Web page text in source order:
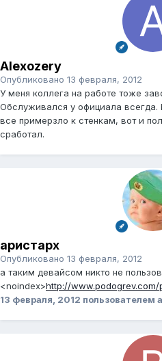
Alexozery
Опубликовано 13 февраля, 2012
У меня коллега на работе тоже
Обслуживался у официала
все примерзло к стенкам, вот и
сработал.
аристарх
Опубликовано 13 февраля, 2012
а таким девайсом никто не
<noindex>http://
13 февраля, 2012 пользователем